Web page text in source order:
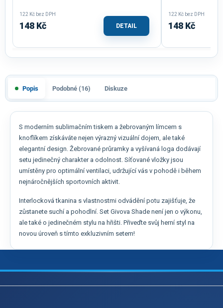
122 Kč bez DPH
148 Kč DETAIL
122 Kč bez DPH
148 Kč
Popis Podobné (16) Diskuze
S moderním sublimačním tiskem a žebrovaným límcem s
knoflíkem získáváte nejen výrazný vizuální dojem, ale také
elegantní design. Žebrované průramky a vyšívaná loga dodávají
setu jedinečný charakter a odolnost. Síťované vložky jsou
umístěny pro optimální ventilaci, udržující vás v pohodě i během
nejnáročnějších sportovních aktivit.
Interlocková tkanina s vlastnostmi odvádění potu zajišťuje, že
zůstanete suchí a pohodlní. Set Givova Shade není jen o výkonu,
ale také o jedinečném stylu na hřišti. Přiveďte svůj herní styl na
novou úroveň s tímto exkluzivním setem!
Z